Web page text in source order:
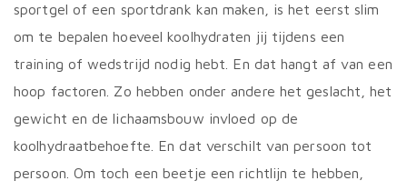
sportgel of een sportdrank kan maken, is het eerst slim
om te bepalen hoeveel koolhydraten jij tijdens een
training of wedstrijd nodig hebt. En dat hangt af van een
hoop factoren. Zo hebben onder andere het geslacht, het
gewicht en de lichaamsbouw invloed op de
koolhydraatbehoefte. En dat verschilt van persoon tot
persoon. Om toch een beetje een richtlijn te hebben,